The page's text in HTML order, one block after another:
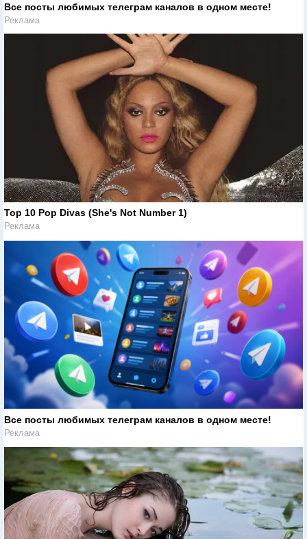
Все посты любимых телеграм каналов в одном месте!
Реклама
Top 10 Pop Divas (She's Not Number 1)
Реклама
Все посты любимых телеграм каналов в одном месте!
Реклама